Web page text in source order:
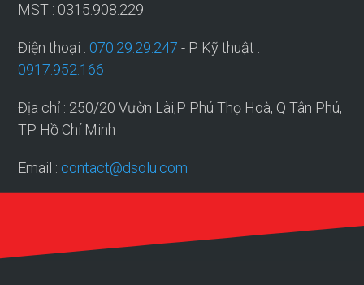
MST : 0315.908.229
Điện thoại : 070.29.29.247 - P Kỹ thuật :
0917.952.166
Địa chỉ : 250/20 Vườn Lài,P Phú Thọ Hoà, Q Tân Phú,
TP Hồ Chí Minh
Email : contact@dsolu.com